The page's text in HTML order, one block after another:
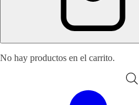
No hay productos en el carrito.